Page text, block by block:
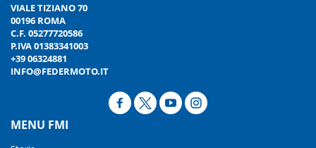
VIALE TIZIANO 70
00196 ROMA
C.F. 05277720586
P.IVA 01383341003
+39 06324881
INFO@FEDERMOTO.IT
MENU FMI